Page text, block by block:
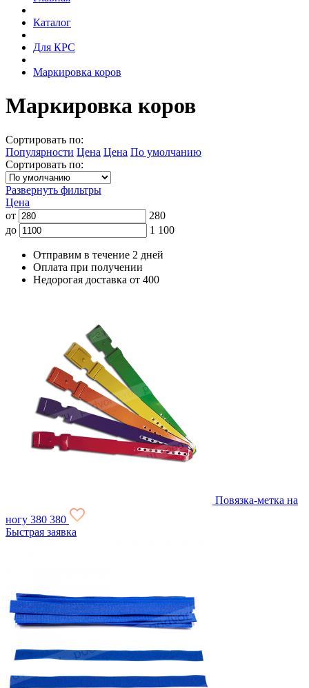
Каталог
Для КРС
Маркировка коров
Маркировка коров
Сортировать по:
Популярности Цена Цена По умолчанию
Сортировать по:
Развернуть фильтры
Цена
от
280
до
1 100
Отправим в течение 2 дней
Оплата при получении
Недорогая доставка от 400
Повязка-метка на
ногу 380 380
Быстрая заявка